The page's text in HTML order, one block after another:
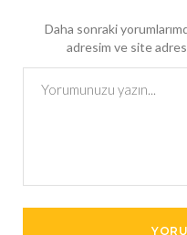
Daha sonraki
adresim ve site